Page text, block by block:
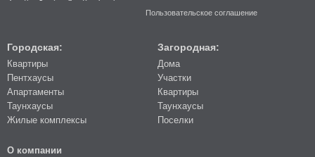
Пользовательское соглашение
Городская:
Квартиры
Пентхаусы
Апартаменты
Таунхаусы
Жилые комплексы
Загородная:
Дома
Участки
Квартиры
Таунхаусы
Поселки
О компании